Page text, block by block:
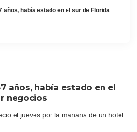
años, había estado en el sur de Florida
años, había estado en el
negocios